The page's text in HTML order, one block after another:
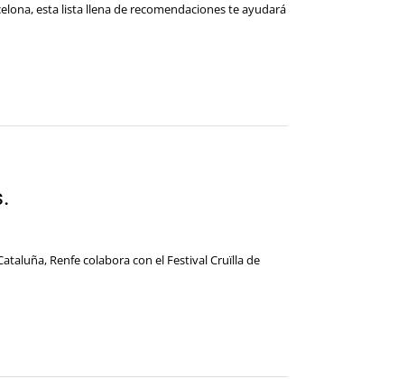
esta lista llena de recomendaciones te ayudará
Renfe colabora con el Festival Cruïlla de